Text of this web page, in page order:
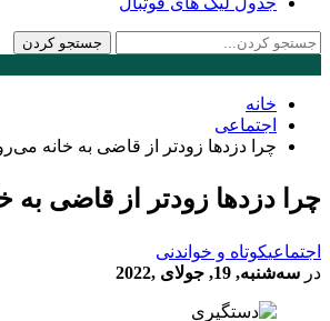
خانه
اجتماعی
چرا دزدها زودتر از قاضی به خانه
چرا دزدها زودتر از قاضی به
اجتماعیکوتاه و خواندنی
در سه‌شنبه, 19, جولای ,2022